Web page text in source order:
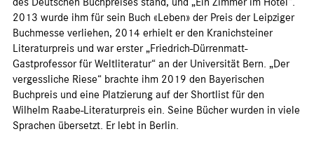
2013 wurde ihm für sein Buch «Leben» der Preis der Leipziger
Buchmesse verliehen, 2014 erhielt er den Kranichsteiner
Literaturpreis und war erster „Friedrich-Dürrenmatt-
Gastprofessor für Weltliteratur“ an der Universität Bern. „Der
vergessliche Riese“ brachte ihm 2019 den Bayerischen
Buchpreis und eine Platzierung auf der Shortlist für den
Wilhelm Raabe-Literaturpreis ein. Seine Bücher wurden in viele
Sprachen übersetzt. Er lebt in Berlin.